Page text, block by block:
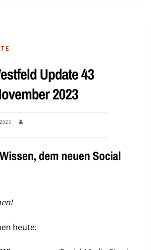
Update 43
2023
dem neuen Social
heute: